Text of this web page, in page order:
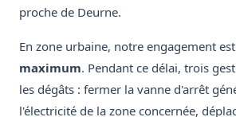
proche de Deurne.
En zone urbaine, notre engagement
maximum. Pendant ce délai, trois
les dégâts : fermer la vanne d'arrêt
l'électricité de la zone concernée,